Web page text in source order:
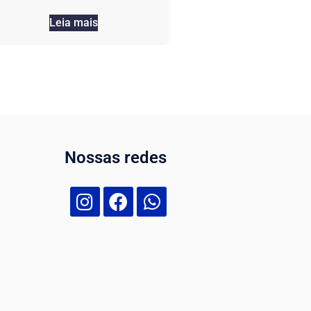
Leia mais
Nossas redes
Nossa equipe de suporte ao cliente